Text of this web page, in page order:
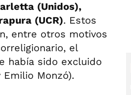
(Unidos),
(UCR). Estos
entre otros motivos
el
había sido excluido
Monzó).